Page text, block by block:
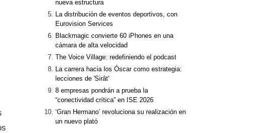
nueva estructura
La distribución de eventos deportivos, con
Eurovision Services
Blackmagic convierte 60 iPhones en una
cámara de alta velocidad
The Voice Village: redefiniendo el podcast
La carrera hacia los Óscar como estrategia:
lecciones de 'Sirât'
8 empresas pondrán a prueba la
“conectividad crítica” en ISE 2026
‘Gran Hermano’ revoluciona su realización en
un nuevo plató